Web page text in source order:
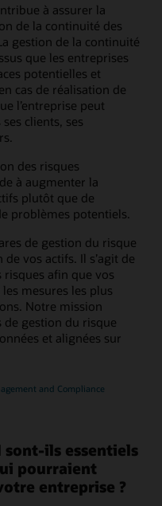
à assurer la
de la continuité des
gestion de la continuité
que les entreprises
potentielles et
cas de réalisation de
l’entreprise peut
clients, ses
des risques
à augmenter la
plutôt que de
problèmes potentiels.
de gestion du risque
vos actifs. Il s’agit de
risques afin que vos
mesures les plus
Notre mission
de gestion du risque
et alignées sur
and Compliance
sont-ils essentiels
pourraient
entreprise ?